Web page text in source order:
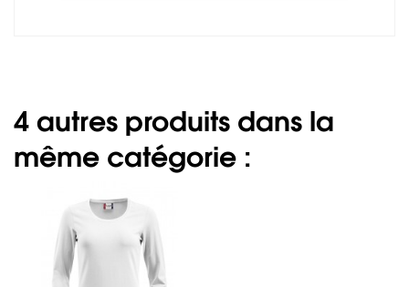
4 autres produits dans la
même catégorie :